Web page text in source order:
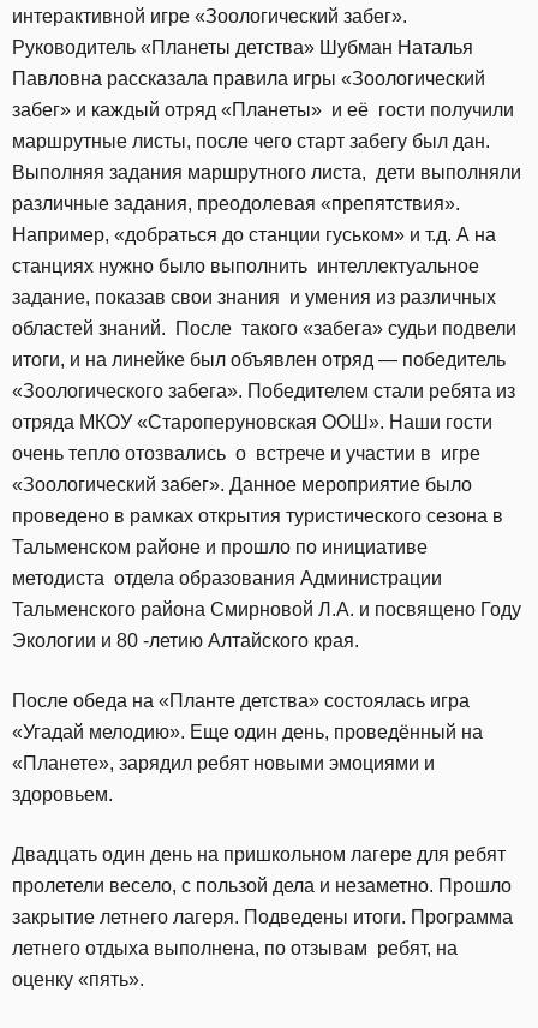
интерактивной игре «Зоологический забег».
Руководитель «Планеты детства» Шубман Наталья
Павловна рассказала правила игры «Зоологический
забег» и каждый отряд «Планеты» и её гости получили
маршрутные листы, после чего старт забегу был дан.
Выполняя задания маршрутного листа, дети выполняли
различные задания, преодолевая «препятствия».
Например, «добраться до станции гуськом» и т.д. А на
станциях нужно было выполнить интеллектуальное
задание, показав свои знания и умения из различных
областей знаний. После такого «забега» судьи подвели
итоги, и на линейке был объявлен отряд — победитель
«Зоологического забега». Победителем стали ребята из
отряда МКОУ «Староперуновская ООШ». Наши гости
очень тепло отозвались о встрече и участии в игре
«Зоологический забег». Данное мероприятие было
проведено в рамках открытия туристического сезона в
Тальменском районе и прошло по инициативе
методиста отдела образования Администрации
Тальменского района Смирновой Л.А. и посвящено Году
Экологии и 80 -летию Алтайского края.
После обеда на «Планте детства» состоялась игра
«Угадай мелодию». Еще один день, проведённый на
«Планете», зарядил ребят новыми эмоциями и
здоровьем.
Двадцать один день на пришкольном лагере для ребят
пролетели весело, с пользой дела и незаметно. Прошло
закрытие летнего лагеря. Подведены итоги. Программа
летнего отдыха выполнена, по отзывам ребят, на
оценку «пять».